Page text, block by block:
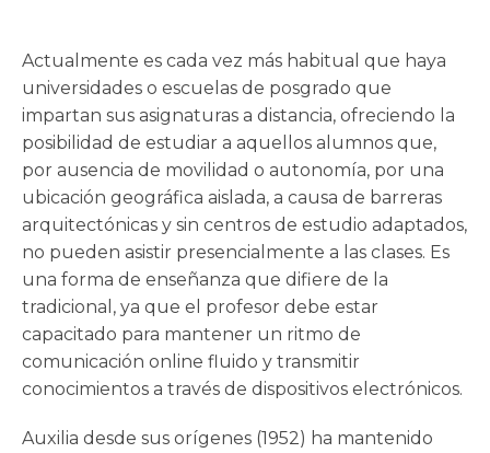
Actualmente es cada vez más habitual que haya
universidades o escuelas de posgrado que
impartan sus asignaturas a distancia, ofreciendo la
posibilidad de estudiar a aquellos alumnos que,
por ausencia de movilidad o autonomía, por una
ubicación geográfica aislada, a causa de barreras
arquitectónicas y sin centros de estudio adaptados,
no pueden asistir presencialmente a las clases. Es
una forma de enseñanza que difiere de la
tradicional, ya que el profesor debe estar
capacitado para mantener un ritmo de
comunicación online fluido y transmitir
conocimientos a través de dispositivos electrónicos.
Auxilia desde sus orígenes (1952) ha mantenido